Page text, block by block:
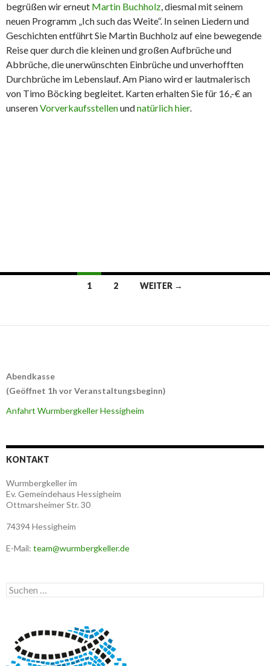
begrüßen wir erneut Martin Buchholz, diesmal mit seinem
neuen Programm „Ich such das Weite“. In seinen Liedern und
Geschichten entführt Sie Martin Buchholz auf eine bewegende
Reise quer durch die kleinen und großen Aufbrüche und
Abbrüche, die unerwünschten Einbrüche und unverhofften
Durchbrüche im Lebenslauf. Am Piano wird er lautmalerisch
von Timo Böcking begleitet. Karten erhalten Sie für 16,-€ an
unserenVorverkaufsstellenundnatürlich hier.
1 2 WEITER →
Abendkasse
(Geöffnet 1h vor Veranstaltungsbeginn)
Anfahrt Wurmbergkeller Hessigheim
KONTAKT
Wurmbergkeller im
Ev. Gemeindehaus Hessigheim
Ottmarsheimer Str. 30
74394 Hessigheim
E-Mail: team@wurmbergkeller.de
Suchen
nach: